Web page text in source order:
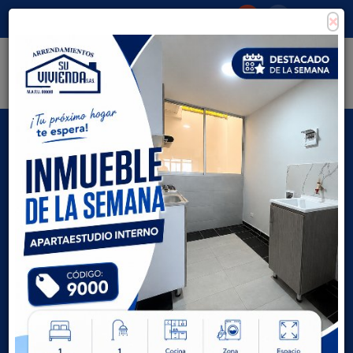
Tipo de inmueble
Todas las ciudades
AVANZADA
×